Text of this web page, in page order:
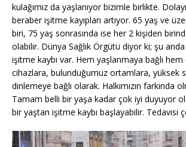
kulağımız da yaşlanıyor bizimle birlikte.
beraber işitme kayıpları artıyor. 65 yaş ve
biri, 75 yaş sonrasında ise her 2 kişiden
olabilir. Dünya Sağlık Örgütü diyor ki; şu
işitme kaybı var. Hem yaşlanmaya bağlı hem
cihazlara, bulunduğumuz ortamlara, yüksek
dinlemeye bağlı olarak. Halkımızın farkında
Tamam belli bir yaşa kadar çok iyi duyuyor
bir yaştan işitme kaybı başlayabilir. Tedavisi